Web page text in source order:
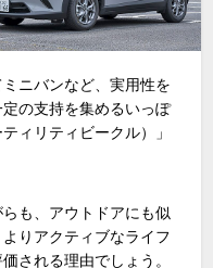
ニバンなど、実用性を
の支持を集めるいっぽ
ィリティビークル）」
も、アウトドアにも似
りアクティブなライフ
される理由でしょう。